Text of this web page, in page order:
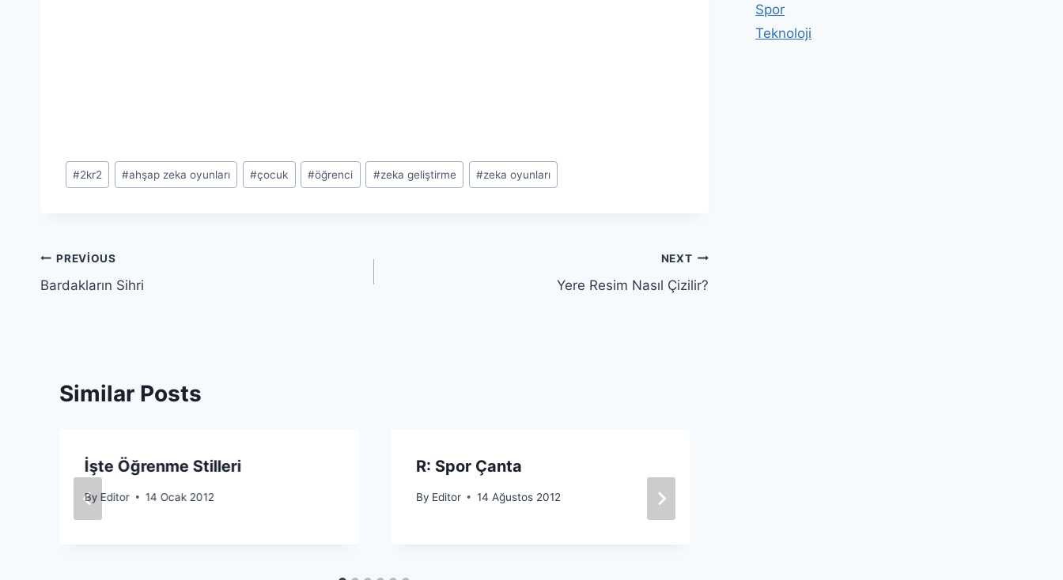
Post
Tags:
#2kr2 #ahşap zeka oyunları #çocuk #öğrenci #zeka geliştirme #zeka oyunları
Yazı
gezinmesi
PREVIOUS
Bardakların Sihri
NEXT
Yere Resim Nasıl Çizilir?
Similar Posts
İşte Öğrenme Stilleri
By Editor 14 Ocak 2012
R: Spor Çanta
By Editor 14 Ağustos 2012
Spor
Teknoloji